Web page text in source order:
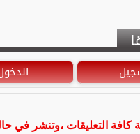
كافة التعليقات ،وتنشر في